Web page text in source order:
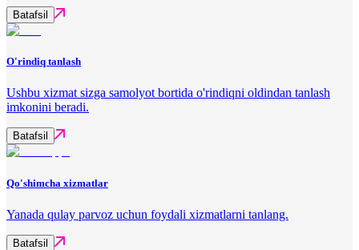
Batafsil
O'rindiq tanlash
Ushbu xizmat sizga samolyot bortida o'rindiqni oldindan tanlash
imkonini beradi.
Batafsil
Qo'shimcha xizmatlar
Yanada qulay parvoz uchun foydali xizmatlarni tanlang.
Batafsil